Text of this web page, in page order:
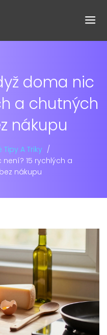
doma nic
a chutných
nákupu
Tipy A Triky
15 rychlých a
nákupu